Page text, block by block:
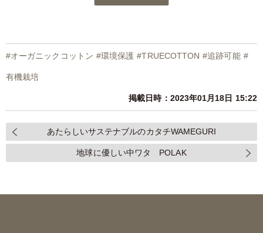
#オーガニックコットン #環境保護 #TRUECOTTON #追跡可能 #
有機栽培
掲載日時：2023年01月18日 15:22
あたらしいサステナブルのカタチWAMEGURI
地球に優しい中ワタ POLAK